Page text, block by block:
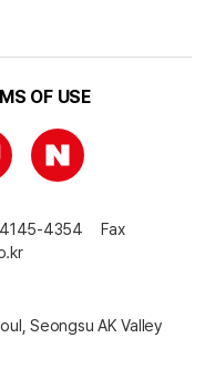
OF USE
4354
Fax
Seongsu AK Valley